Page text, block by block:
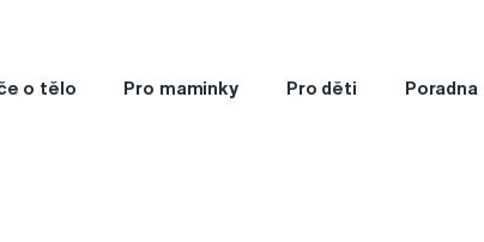
o tělo Pro maminky Pro děti Poradna